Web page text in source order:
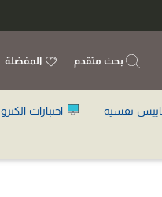
بحث متقدم المفضلة
نفسية اختبارات